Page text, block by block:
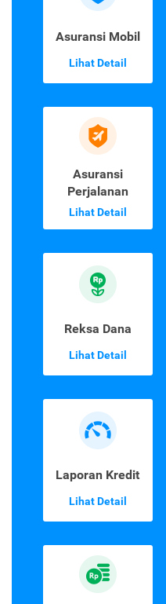
Asuransi Mobil
Lihat Detail
Asuransi
Perjalanan
Lihat Detail
Reksa Dana
Lihat Detail
Laporan Kredit
Lihat Detail